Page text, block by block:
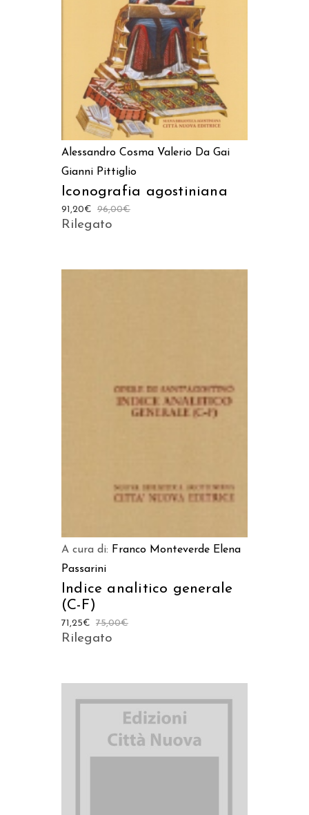
AGGIUNGI AL CARRELLO
Alessandro Cosma Valerio Da Gai
Gianni Pittiglio
Iconografia agostiniana
96,00€
91,20€
Rilegato
AGGIUNGI AL CARRELLO
A cura di: Franco Monteverde Elena
Passarini
Indice analitico generale
(C-F)
75,00€
71,25€
Rilegato